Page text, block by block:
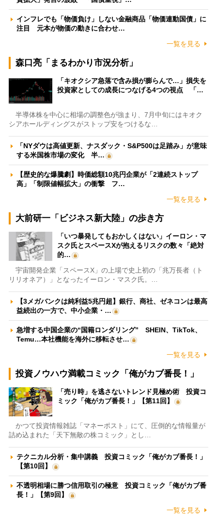
インフレでも「物価負け」しない金融商品「物価連動国債」に
注目 元本が物価の動きに合わせ…
一覧を見る
森口亮「まるわかり市況分析」
「キオクシア急落で含み損が膨らんで…」損失を
投資家としての成長につなげる4つの視点 「…
半導体株を中心に相場の調整色が強まり、7月中旬にはキオク
シアホールディングスがストップ安をつけるな…
「NYダウは高値更新、ナスダック・S&P500は足踏み」が意味
する米国株市場の変化 半…
【歴史的な爆騰劇】時価総額10兆円企業が「2連続ストップ
高」「制限値幅拡大」の衝撃 フ…
一覧を見る
大前研一「ビジネス新大陸」の歩き方
「いつ暴発してもおかしくはない」イーロン・マ
スク氏とスペースXが抱えるリスクの数々「絶対
的…
宇宙開発企業「スペースX」の上場で史上初の「兆万長者（ト
リリオネア）」となったイーロン・マスク氏。…
【3メガバンクは純利益5兆円超】銀行、商社、ゼネコンは最高
益続出の一方で、中小企業・…
急増する中国企業の“国籍ロンダリング” SHEIN、TikTok、
Temu…本社機能を海外に移転させ…
一覧を見る
投資ノウハウ満載コミック「俺がカブ番長！」
「売り時」を逃さないトレンド見極め術 投資コ
ミック「俺がカブ番長！」【第11回】
かつて投資情報雑誌「マネーポスト」にて、圧倒的な情報量が
詰め込まれた「天下無敵の株コミック」とし…
テクニカル分析・集中講義 投資コミック「俺がカブ番長！」
【第10回】
不透明相場に勝つ信用取引の極意 投資コミック「俺がカブ番
長！」【第9回】
一覧を見る